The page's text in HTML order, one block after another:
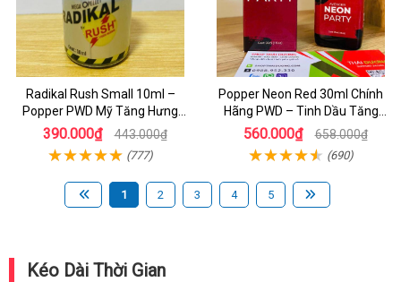
Radikal Rush Small 10ml –
Popper PWD Mỹ Tăng Hưng
Phấn, Kích Thích Cực Mạnh Cho
Cuộc Yêu
390.000₫ 443.000₫
(777)
Popper Neon Red 30ml Chính
Hãng PWD – Tinh Dầu Tăng
Hưng Phấn Cực Mạnh Cho Bot
560.000₫ 658.000₫
(690)
1 2 3 4 5
Kéo Dài Thời Gian